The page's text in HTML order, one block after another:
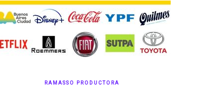
RAMASSO PRODUCTORA